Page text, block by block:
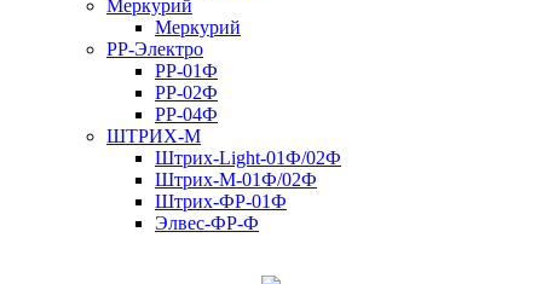
Меркурий
Меркурий
РР-Электро
РР-01Ф
РР-02Ф
РР-04Ф
ШТРИХ-М
Штрих-Light-01Ф/02Ф
Штрих-М-01Ф/02Ф
Штрих-ФР-01Ф
Элвес-ФР-Ф